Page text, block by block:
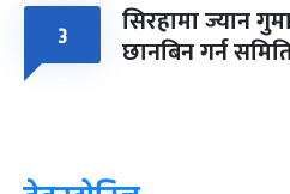
३ सिरहामा ज्यान
छानबिन गर्न